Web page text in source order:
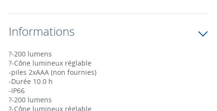
Informations
?-200 lumens
?-Cône lumineux réglable
-piles 2xAAA (non fournies)
-Durée 10.0 h
-IP66
?-200 lumens
?-Cône lumineux réglable